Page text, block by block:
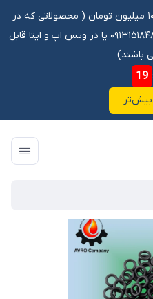
تخفیف ۵ درصد برای سفارشات بالای ۱۰ میلیون تومان ‌‌(‌‌ محصولاتی که در
سایت موجود نیستند طی تماس با ۰۹۱۳۱۵۱۸۴۸۷ یا در وتس اپ و ایتا قابل
باشند)
19
بیش‌تر